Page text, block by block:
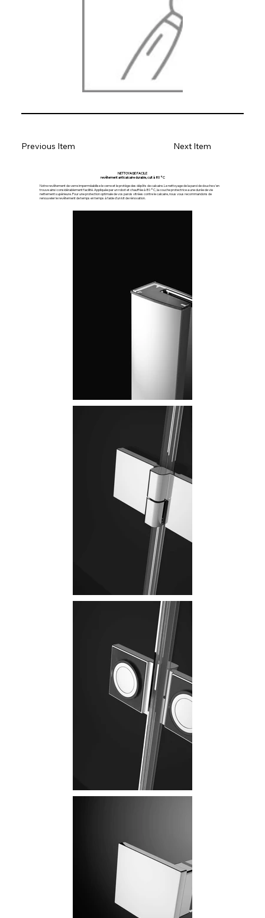
Next Item
Previous Item
NETTOYAGE FACILE
revêtement anticalcaire durable, cuit à 80 °C
Notre revêtement de verre imperméabilise le verre et le protège des dépôts de calcaire. Le nettoyage de la paroi de douche s'en
trouve ainsi considérablement facilité. Appliquée par un robot et chauffée à 80 °C, la couche protectrice a une durée de vie
nettement supérieure. Pour une protection optimale de vos parois vitrées contre le calcaire, nous vous recommandons de
renouveler le revêtement de temps en temps à l'aide d'un kit de rénovation.